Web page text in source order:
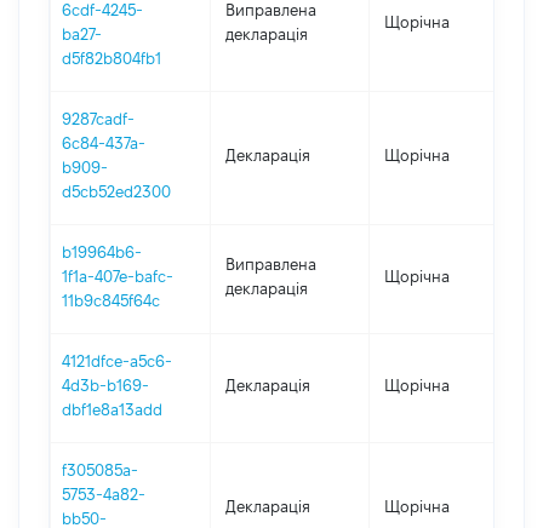
6cdf-4245-
ba27-
d5f82b804fb1
Виправлена
декларація
Щорічна
9287cadf-
6c84-437a-
b909-
d5cb52ed2300
Декларація Щорічна
b19964b6-
1f1a-407e-bafc-
11b9c845f64c
Виправлена
декларація
Щорічна
4121dfce-a5c6-
4d3b-b169-
dbf1e8a13add
Декларація Щорічна
f305085a-
5753-4a82-
bb50-
Декларація Щорічна